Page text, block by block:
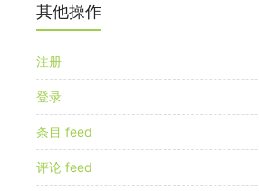
其他操作
注册
登录
条目 feed
评论 feed